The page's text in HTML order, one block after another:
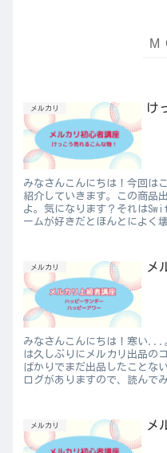
メルカリ け
みなさんこんにちは！今回は
紹介していきます。この商品
よ。気になります？それは
ームが好きだとほんとによく
メルカリ メ
みなさんこんにちは！寒い
は久しぶりにメルカリ出品の
ばかりでまだ出品したことな
ログがありますので、読んで
メルカリ メ